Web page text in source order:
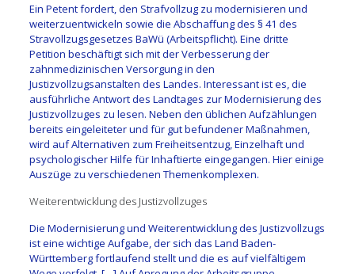
Ein Petent fordert, den Strafvollzug zu modernisieren und
weiterzuentwickeln sowie die Abschaffung des § 41 des
Stravollzugsgesetzes BaWü (Arbeitspflicht). Eine dritte
Petition beschäftigt sich mit der Verbesserung der
zahnmedizinischen Versorgung in den
Justizvollzugsanstalten des Landes. Interessant ist es, die
ausführliche Antwort des Landtages zur Modernisierung des
Justizvollzuges zu lesen. Neben den üblichen Aufzählungen
bereits eingeleiteter und für gut befundener Maßnahmen,
wird auf Alternativen zum Freiheitsentzug, Einzelhaft und
psychologischer Hilfe für Inhaftierte eingegangen. Hier einige
Auszüge zu verschiedenen Themenkomplexen.
Weiterentwicklung des Justizvollzuges
Die Modernisierung und Weiterentwicklung des Justizvollzugs
ist eine wichtige Aufgabe, der sich das Land Baden-
Württemberg fortlaufend stellt und die es auf vielfältigem